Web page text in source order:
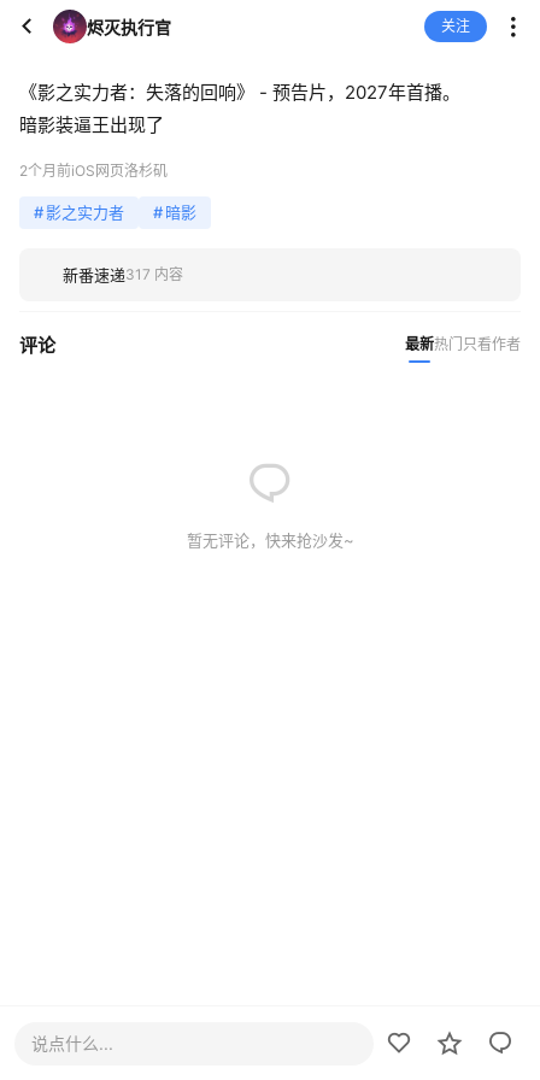
烬灭执行官 关注
《影之实力者：失落的回响》 - 预告片，2027年首播。
暗影装逼王出现了
2个月前iOS网页洛杉矶
#影之实力者 #暗影
新番速递317 内容
评论 最新热门 只看作者
暂无评论，快来抢沙发~
说点什么...